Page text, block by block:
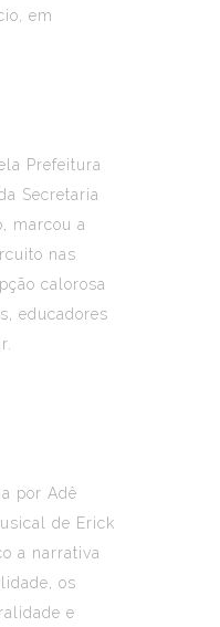
em
Prefeitura
Secretaria
, marcou a
nas
calorosa
educadores
por Adê
de Erick
a narrativa
os
e